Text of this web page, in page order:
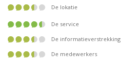
De lokatie
De service
De informatieverstrekking
De medewerkers